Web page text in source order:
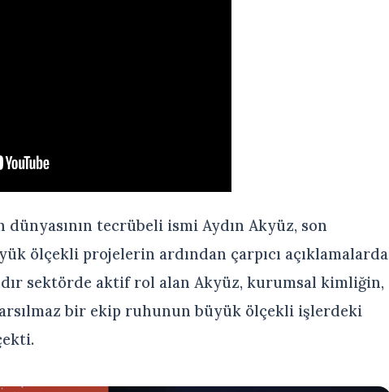
tecrübeli ismi Aydın Akyüz, son
ölçekli projelerin ardından çarpıcı açıklamalarda
sektörde aktif rol alan Akyüz, kurumsal kimliğin,
bir ekip ruhunun büyük ölçekli işlerdeki